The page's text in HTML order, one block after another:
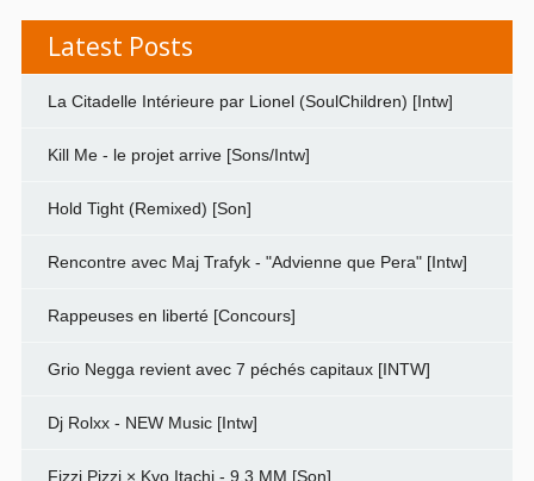
Latest Posts
La Citadelle Intérieure par Lionel (SoulChildren) [Intw]
Kill Me - le projet arrive [Sons/Intw]
Hold Tight (Remixed) [Son]
Rencontre avec Maj Trafyk - "Advienne que Pera" [Intw]
Rappeuses en liberté [Concours]
Grio Negga revient avec 7 péchés capitaux [INTW]
Dj Rolxx - NEW Music [Intw]
Fizzi Pizzi × Kyo Itachi - 9.3 MM [Son]